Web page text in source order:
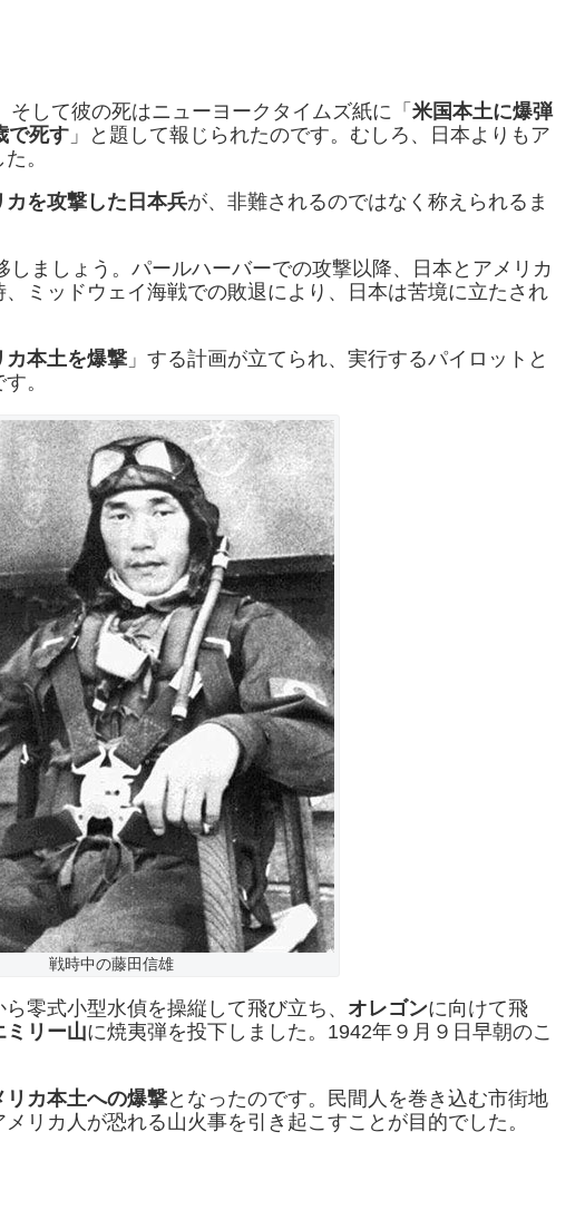
して彼の死はニューヨークタイムズ紙に「 米国本土に爆弾
で死す 」と題して報じられたのです。むしろ、日本よりもア
。
カを攻撃した日本兵が、非難されるのではなく称えられるま
ましょう。パールハーバーでの攻撃以降、日本とアメリカ
ミッドウェイ海戦での敗退により、日本は苦境に立たされ
カ本土を爆撃 」する計画が立てられ、実行するパイロットと
。
戦時中の藤田信雄
零式小型水偵を操縦して飛び立ち、 オレゴンに向けて飛
ミリー山に焼夷弾を投下しました。1942年９月９日早朝のこ
カ本土への爆撃となったのです。民間人を巻き込む市街地
リカ人が恐れる山火事を引き起こすことが目的でした。